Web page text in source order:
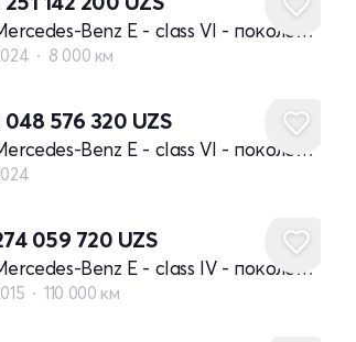
Mercedes-Benz E - class VI - поколение (W214, S214)
8 000 км
048 576 320 UZS
Mercedes-Benz E - class VI - поколение (W214, S214)
059 720 UZS
Mercedes-Benz E - class IV - поколение W212 рестайлинг
110 000 км